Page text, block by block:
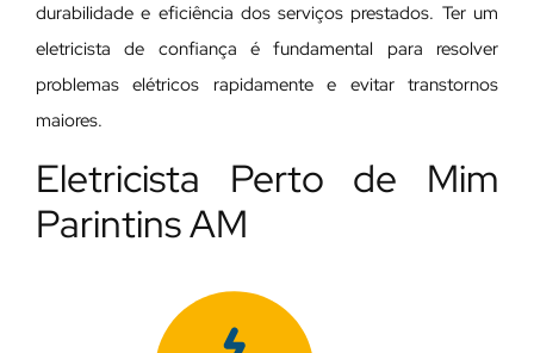
durabilidade e eficiência dos serviços prestados. Ter um
eletricista de confiança é fundamental para resolver
problemas elétricos rapidamente e evitar transtornos
maiores.
Eletricista Perto de Mim
Parintins AM